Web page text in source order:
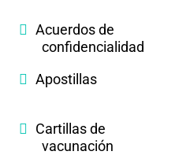
Acuerdos de
confidencialidad
Apostillas
Cartillas de
vacunación